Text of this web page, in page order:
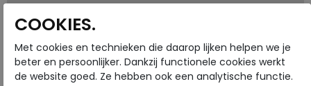
ALTERNATIEVE KLEUREN
COOKIES.
Met cookies en technieken die daarop lijken helpen we je
beter en persoonlijker. Dankzij functionele cookies werkt
de website goed. Ze hebben ook een analytische functie.